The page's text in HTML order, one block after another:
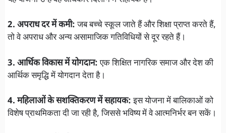
2. अपराध दर में कमी:जब बच्चे स्कूल जाते हैं और शिक्षा प्राप्त करते हैं,
तो वे अपराध और अन्य असामाजिक गतिविधियों से दूर रहते हैं।
3. आर्थिक विकास में योगदान:एक शिक्षित नागरिक समाज और देश की
आर्थिक समृद्धि में योगदान देता है।
4. महिलाओं के सशक्तिकरण में सहायक:इस योजना में बालिकाओं को
विशेष प्राथमिकता दी जा रही है, जिससे भविष्य में वे आत्मनिर्भर बन सकें।